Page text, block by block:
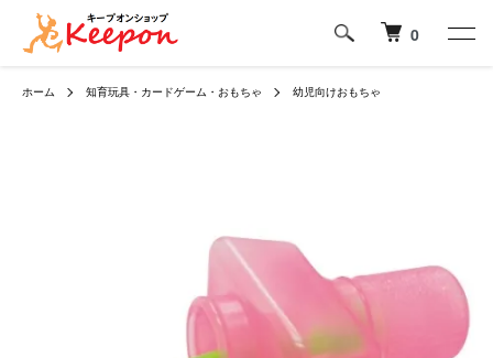
0
ホーム 知育玩具・カードゲーム・おもちゃ 幼児向けおもちゃ